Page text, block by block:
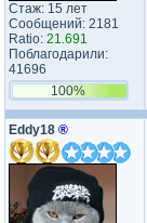
Стаж: 15 лет
Сообщений: 2181
Ratio: 21.691
Поблагодарили:
41696
100%
Eddy18 ®